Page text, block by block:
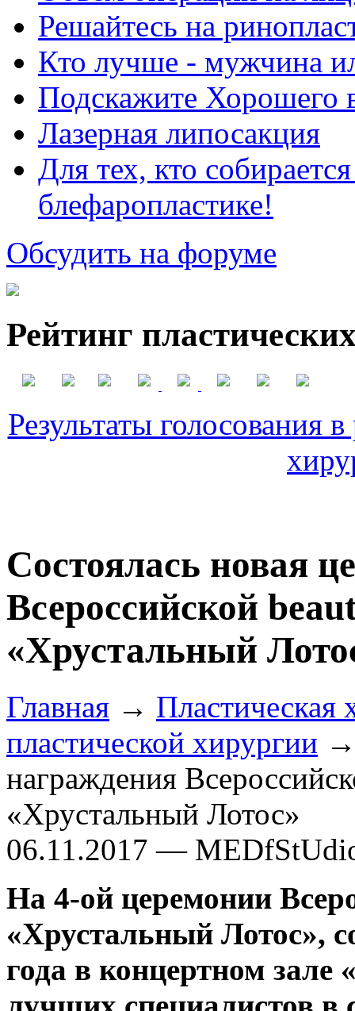
Решайтесь на
Кто лучше - мужчина
Подскажите Хорошего
Лазерная липосакция
Для тех, кто
блефаропластике!
Обсудить на форуме
Рейтинг
Результаты голосования
Состоялась новая
Всероссийской
«Хрустальный
Главная → Пластическая
пластической хирургии →
награждения
«Хрустальный Лотос»
06.11.2017 —
На 4-ой церемонии
«Хрустальный Лотос»,
года в концертном зале